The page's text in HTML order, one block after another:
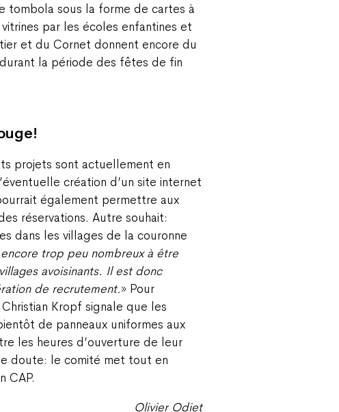
tombola sous la forme de cartes à
par les écoles enfantines et
et du Cornet donnent encore du
la période des fêtes de fin
projets sont actuellement en
création d’un site internet
également permettre aux
réservations. Autre souhait:
dans les villages de la couronne
trop peu nombreux à être
avoisinants. Il est donc
de recrutement.» Pour
Kropf signale que les
de panneaux uniformes aux
les heures d’ouverture de leur
doute: le comité met tout en
CAP.
Olivier Odiet